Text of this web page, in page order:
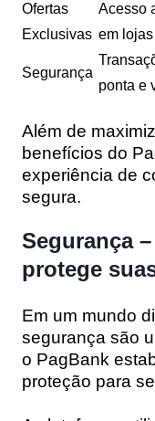
Ofertas
Exclusivas
Acesso
em
Segurança
ponta e
Além de
benefícios do
experiência de
segura.
Segurança
protege
Em um mundo
segurança são
o PagBank
proteção para